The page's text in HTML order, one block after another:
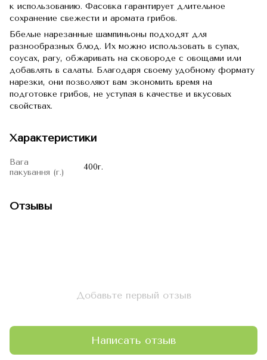
к использованию. Фасовка гарантирует длительное
сохранение свежести и аромата грибов.
Ббелые нарезанные шампиньоны подходят для
разнообразных блюд. Их можно использовать в супах,
соусах, рагу, обжаривать на сковороде с овощами или
добавлять в салаты. Благодаря своему удобному формату
нарезки, они позволяют вам экономить время на
подготовке грибов, не уступая в качестве и вкусовых
свойствах.
Характеристики
Вага
пакування (г.)
400г.
Отзывы
Добавьте первый отзыв
Написать отзыв